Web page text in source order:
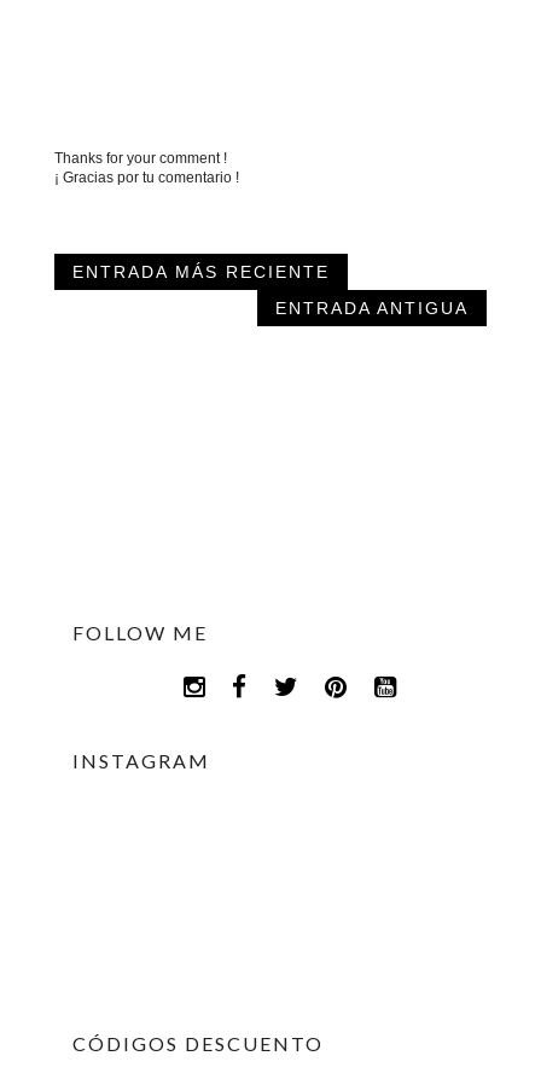
Thanks for your comment !
¡ Gracias por tu comentario !
ENTRADA MÁS RECIENTE
ENTRADA ANTIGUA
FOLLOW ME
INSTAGRAM
CÓDIGOS DESCUENTO